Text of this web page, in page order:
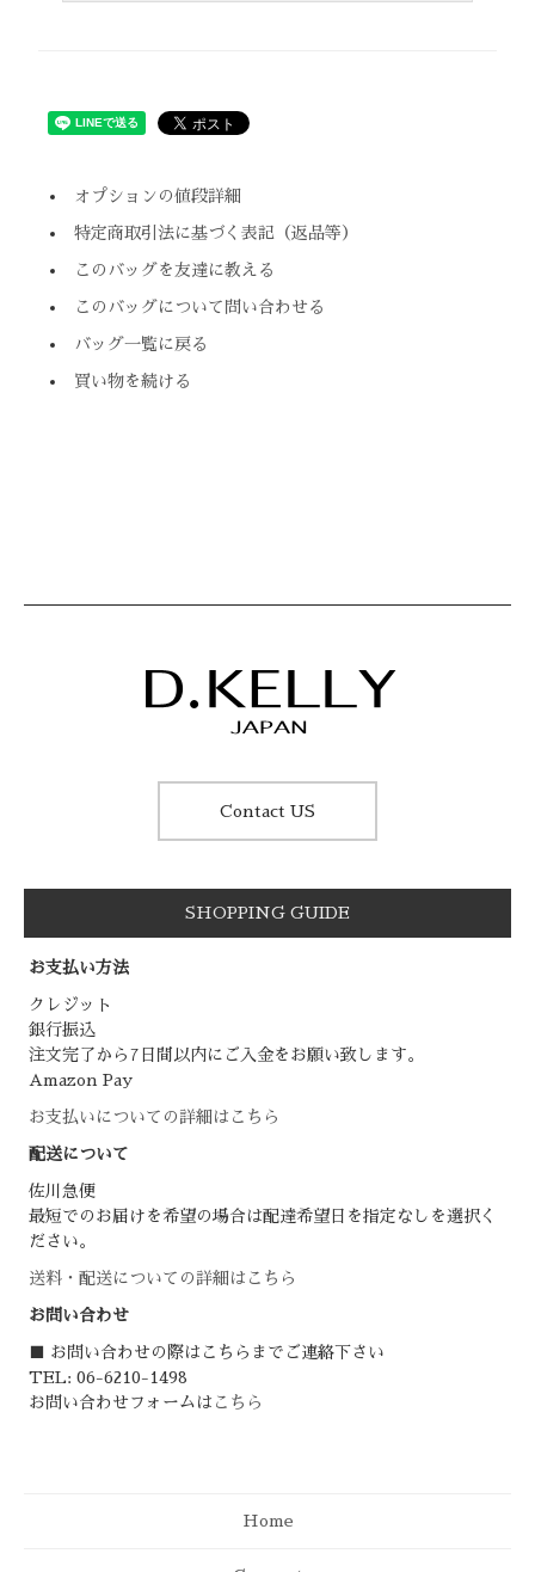
オプションの値段詳細
特定商取引法に基づく表記（返品等）
このバッグを友達に教える
このバッグについて問い合わせる
バッグ一覧に戻る
買い物を続ける
Contact US
SHOPPING GUIDE
お支払い方法
クレジット
銀行振込
注文完了から7日間以内にご入金をお願い致します。
Amazon Pay
お支払いについての詳細はこちら
配送について
佐川急便
最短でのお届けを希望の場合は配達希望日を指定なしを選択く
ださい。
送料・配送についての詳細はこちら
お問い合わせ
■ お問い合わせの際はこちらまでご連絡下さい
TEL: 06-6210-1498
お問い合わせフォームは こちら
Home